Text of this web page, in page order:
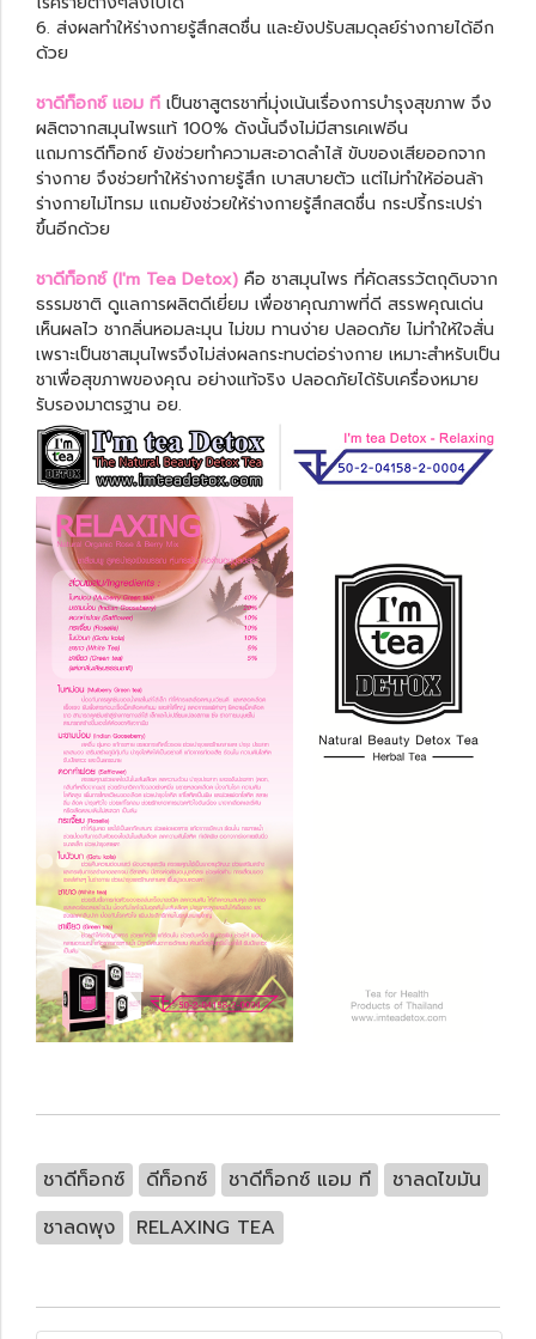
6. ส่งผลทำให้ร่างกายรู้สึกสดชื่น และยังปรับสมดุลย์ร่างกายได้อีก
ด้วย
ชาดีท็อกซ์ แอม ที เป็นชาสูตรชาที่มุ่งเน้นเรื่องการบำรุงสุขภาพ จึง
ผลิตจากสมุนไพรแท้ 100% ดังนั้นจึงไม่มีสารเคเฟอีน
แถมการดีท็อกซ์ ยังช่วยทำความสะอาดลำไส้ ขับของเสียออกจาก
ร่างกาย จึงช่วยทำให้ร่างกายรู้สึก เบาสบายตัว แต่ไม่ทำให้อ่อนล้า
ร่างกายไม่โทรม แถมยังช่วยให้ร่างกายรู้สึกสดชื่น กระปรี้กระเปร่า
ขึ้นอีกด้วย
ชาดีท็อกซ์ (I'm Tea Detox) คือ ชาสมุนไพร ที่คัดสรรวัตถุดิบจาก
ธรรมชาติ ดูแลการผลิตดีเยี่ยม เพื่อชาคุณภาพที่ดี สรรพคุณเด่น
เห็นผลไว ชากลิ่นหอมละมุน ไม่ขม ทานง่าย ปลอดภัย ไม่ทำให้ใจสั่น
เพราะเป็นชาสมุนไพรจึงไม่ส่งผลกระทบต่อร่างกาย เหมาะสำหรับเป็น
ชาเพื่อสุขภาพของคุณ อย่างแท้จริง ปลอดภัยได้รับเครื่องหมาย
รับรองมาตรฐาน อย.
ชาดีท็อกซ์ ดีท็อกซ์ ชาดีท็อกซ์ แอม ที
ชาลดไขมัน
ชาลดพุง
RELAXING TEA